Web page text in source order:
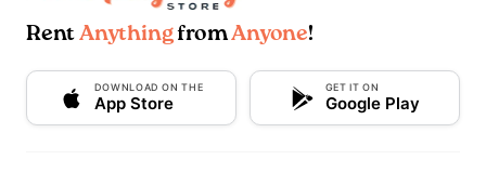
Rent AnythingfromAnyone!
DOWNLOAD ON THE
App Store
GET IT ON
Google Play